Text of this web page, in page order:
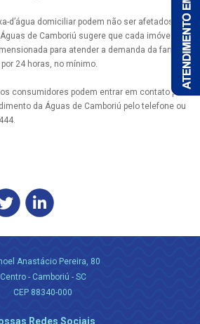
d’água domiciliar podem não ser afetados
de Camboriú sugere que cada imóvel
para atender a demanda da família.
24 horas, no mínimo.
consumidores podem entrar em contato por
da Águas de Camboriú pelo telefone ou
Anastácio Pereira, 80
Centro - Camboriú - SC
CEP 88340-000
Redes Sociais